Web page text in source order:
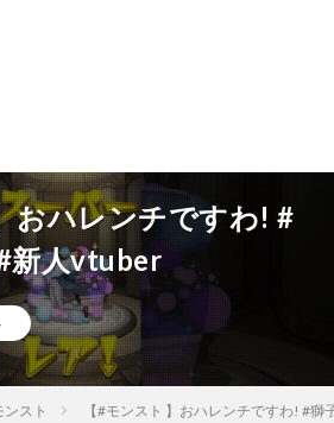
おハレンチですわ! #
新人vtuber
ンスト 【#モンスト 】おハレンチですわ! #